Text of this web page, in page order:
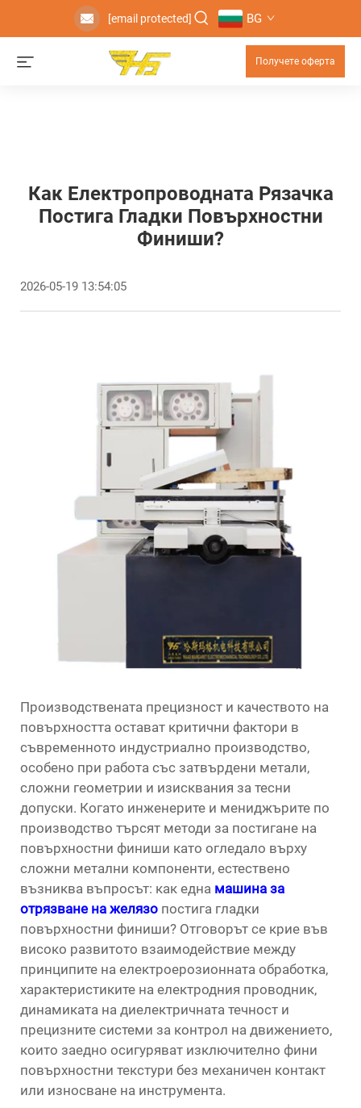
[email protected] BG
Получете оферта
Как Електропроводната Рязачка
Постига Гладки Повърхностни
Финиши?
2026-05-19 13:54:05
Производствената прецизност и качеството на
повърхността остават критични фактори в
съвременното индустриално производство,
особено при работа със затвърдени метали,
сложни геометрии и изисквания за тесни
допуски. Когато инженерите и мениджърите по
производство търсят методи за постигане на
повърхностни финиши като огледало върху
сложни метални компоненти, естествено
възниква въпросът: как една машина за
отрязване на желязо постига гладки
повърхностни финиши? Отговорът се крие във
високо развитото взаимодействие между
принципите на електроерозионната обработка,
характеристиките на електродния проводник,
динамиката на диелектричната течност и
прецизните системи за контрол на движението,
които заедно осигуряват изключително фини
повърхностни текстури без механичен контакт
или износване на инструмента.